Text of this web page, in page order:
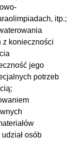
itp.;
z konieczności
jego
potrzeb
osób